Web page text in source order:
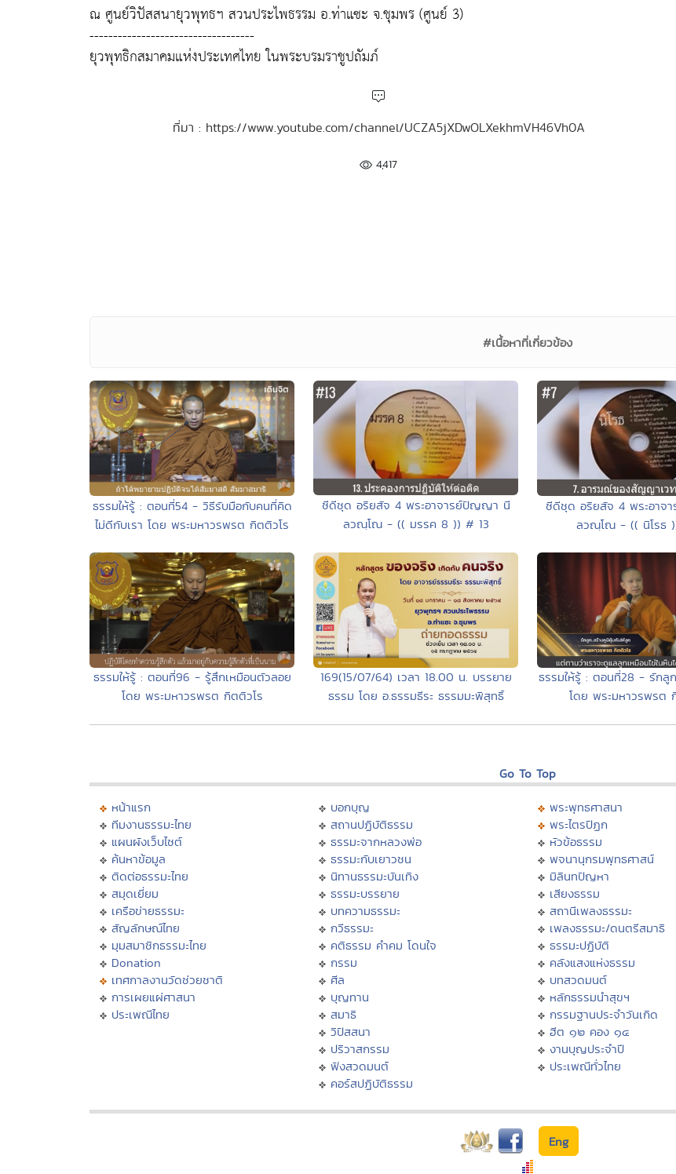
ณ ศูนย์วิปัสสนายุวพุทธฯ สวนประไพธรรม อ.ท่าแซะ จ.ชุมพร (ศูนย์ 3)
-----------------------------------
ยุวพุทธิกสมาคมแห่งประเทศไทย ในพระบรมราชูปถัมภ์
ที่มา : https://www.youtube.com/channel/UCZA5jXDwOLXekhmVH46Vh0A
4,417
#เนื้อหาที่เกี่ยวข้อง
ธรรมให้รู้ : ตอนที่54 - วิธีรับมือกับคนที่คิด
ไม่ดีกับเรา โดย พระมหาวรพรต กิตติวโร
ซีดีชุด อริยสัจ 4 พระอาจารย์ปัญญา นี
ลวณฺโณ - (( มรรค 8 )) # 13
ซีดีชุด อริยสัจ 4 พระอา
ลวณฺโณ - (( นิโรธ
ธรรมให้รู้ : ตอนที่96 - รู้สึกเหมือนตัวลอย
โดย พระมหาวรพรต กิตติวโร
169(15/07/64) เวลา 18.00 น. บรรยาย
ธรรม โดย อ.ธรรมธีระ ธรรมมะพิสุทธิ์
ธรรมให้รู้ : ตอนที่28 - รักลู
โดย พระมหาวรพรต
Go To Top
หน้าแรก
ทีมงานธรรมะไทย
แผนผังเว็บไซต์
ค้นหาข้อมูล
ติดต่อธรรมะไทย
สมุดเยี่ยม
เครือข่ายธรรมะ
สัญลักษณ์ไทย
มุมสมาชิกธรรมะไทย
Donation
เทศกาลงานวัดช่วยชาติ
การเผยแผ่ศาสนา
ประเพณีไทย
บอกบุญ
สถานปฏิบัติธรรม
ธรรมะจากหลวงพ่อ
ธรรมะกับเยาวชน
นิทานธรรมะบันเทิง
ธรรมะบรรยาย
บทความธรรมะ
กวีธรรมะ
คติธรรม คำคม โดนใจ
กรรม
ศีล
บุญทาน
สมาธิ
วิปัสสนา
ปริวาสกรรม
ฟังสวดมนต์
คอร์สปฏิบัติธรรม
พระพุทธศาสนา
พระไตรปิฏก
หัวข้อธรรม
พจนานุกรมพุทธศาสน์
มิลินทปัญหา
เสียงธรรม
สถานีเพลงธรรมะ
เพลงธรรมะ/ดนตรีสมาธิ
ธรรมะปฏิบัติ
คลังแสงแห่งธรรม
บทสวดมนต์
หลักธรรมนำสุขฯ
กรรมฐานประจำวันเกิด
ฮีต ๑๒ คอง ๑๔
งานบุญประจำปี
ประเพณีทั่วไทย
Eng